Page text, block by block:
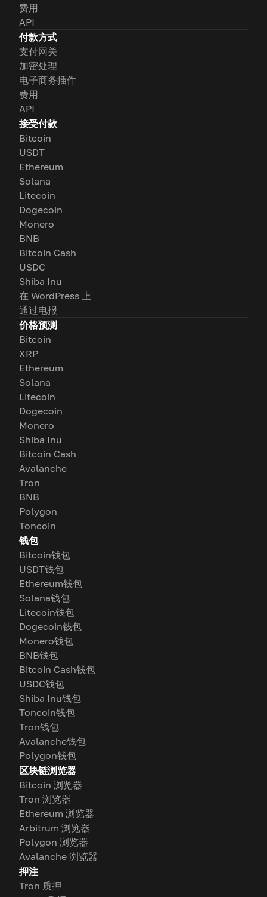
费用
API
付款方式
支付网关
加密处理
电子商务插件
费用
API
接受付款
Bitcoin
USDT
Ethereum
Solana
Litecoin
Dogecoin
Monero
BNB
Bitcoin Cash
USDC
Shiba Inu
在 WordPress 上
通过电报
价格预测
Bitcoin
XRP
Ethereum
Solana
Litecoin
Dogecoin
Monero
Shiba Inu
Bitcoin Cash
Avalanche
Tron
BNB
Polygon
Toncoin
钱包
Bitcoin钱包
USDT钱包
Ethereum钱包
Solana钱包
Litecoin钱包
Dogecoin钱包
Monero钱包
BNB钱包
Bitcoin Cash钱包
USDC钱包
Shiba Inu钱包
Toncoin钱包
Tron钱包
Avalanche钱包
Polygon钱包
区块链浏览器
Bitcoin 浏览器
Tron 浏览器
Ethereum 浏览器
Arbitrum 浏览器
Polygon 浏览器
Avalanche 浏览器
押注
Tron 质押